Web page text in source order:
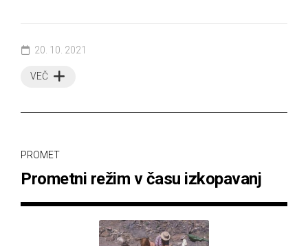
VEČ
20. 10. 2021
PROMET
Prometni režim v času izkopavanj